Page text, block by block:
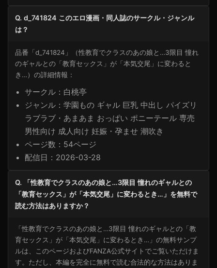
Q. d_741824 このエロ漫画・同人誌のサークル・ジャンル
は？
品番「d_741824」（性教育でクラスのあの娘と…3限目 憧れ
のギャルとの「教育セックス」が「本気交尾」に変わると
き…）の詳細情報：
サークル：白桃亭
ジャンル：学園もの ギャル 巨乳 中出し パイズリ
ラブラブ・あまあま おっぱい ポニーテール 専売
男性向け 成人向け 妊娠・孕ませ 潮吹き
ページ数：54ページ
配信日：2026-03-28
Q. 「性教育でクラスのあの娘と…3限目 憧れのギャルとの
「教育セックス」が「本気交尾」に変わるとき…」を無料で
読む方法はありますか？
「性教育でクラスのあの娘と…3限目 憧れのギャルとの「教
育セックス」が「本気交尾」に変わるとき…」の無料サンプ
ルは、このページおよびFANZA公式サイトでご覧いただけま
す。ただし、本編を完全に無料で読む合法的な方法はありま